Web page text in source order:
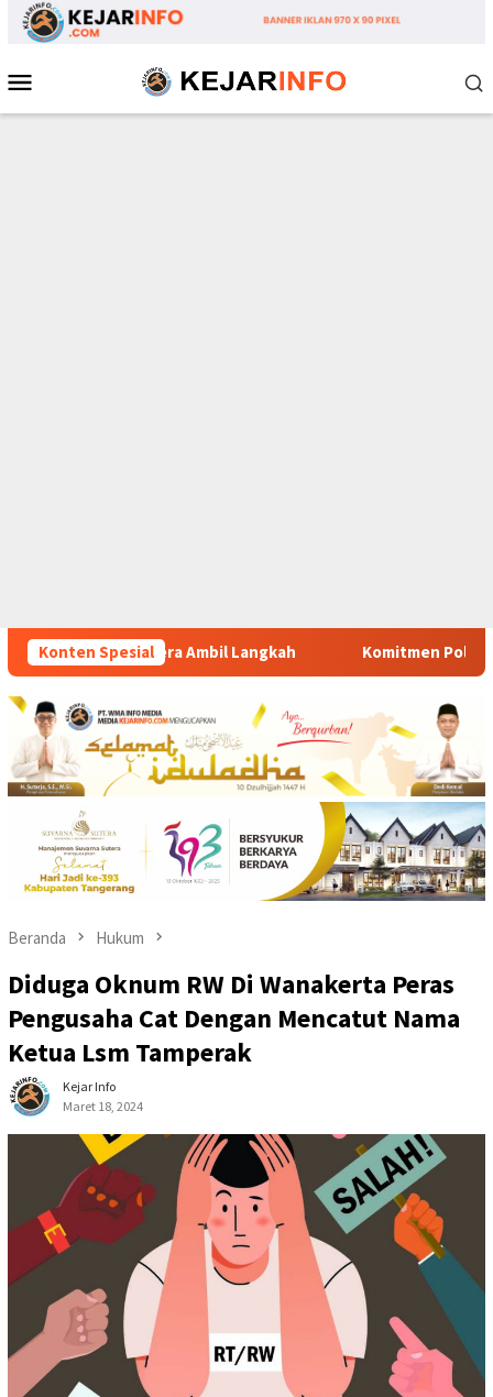
Loncat
Mobile
Konten Spesial
Komitmen Polsek Tigaraksa Tindak Tegas Peredaran
Beranda Hukum
Diduga Oknum RW Di Wanakerta Peras
Pengusaha Cat Dengan Mencatut Nama
Ketua Lsm Tamperak
Kejar Info
Maret 18, 2024